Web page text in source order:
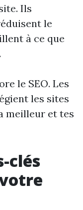
Ils
le
à ce que
le SEO. Les
les sites
meilleur et tes
clés